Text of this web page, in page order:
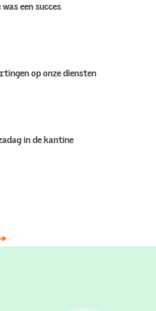
een succes
op onze diensten
in de kantine